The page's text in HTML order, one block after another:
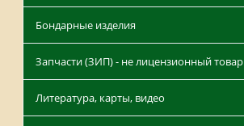
Бондарные изделия
Запчасти (ЗИП) - не лицензионный товар
Литература, карты, видео